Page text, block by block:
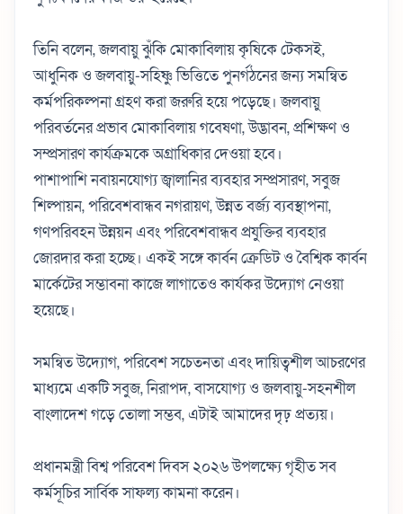
তিনি বলেন, জলবায়ু ঝুঁকি মোকাবিলায় কৃষিকে টেকসই,
আধুনিক ও জলবায়ু-সহিষ্ণু ভিত্তিতে পুনর্গঠনের জন্য সমন্বিত
কর্মপরিকল্পনা গ্রহণ করা জরুরি হয়ে পড়েছে। জলবায়ু
পরিবর্তনের প্রভাব মোকাবিলায় গবেষণা, উদ্ভাবন, প্রশিক্ষণ ও
সম্প্রসারণ কার্যক্রমকে অগ্রাধিকার দেওয়া হবে।
পাশাপাশি নবায়নযোগ্য জ্বালানির ব্যবহার সম্প্রসারণ, সবুজ
শিল্পায়ন, পরিবেশবান্ধব নগরায়ণ, উন্নত বর্জ্য ব্যবস্থাপনা,
গণপরিবহন উন্নয়ন এবং পরিবেশবান্ধব প্রযুক্তির ব্যবহার
জোরদার করা হচ্ছে। একই সঙ্গে কার্বন ক্রেডিট ও বৈশ্বিক কার্বন
মার্কেটের সম্ভাবনা কাজে লাগাতেও কার্যকর উদ্যোগ নেওয়া
হয়েছে।
সমন্বিত উদ্যোগ, পরিবেশ সচেতনতা এবং দায়িত্বশীল আচরণের
মাধ্যমে একটি সবুজ, নিরাপদ, বাসযোগ্য ও জলবায়ু-সহনশীল
বাংলাদেশ গড়ে তোলা সম্ভব, এটাই আমাদের দৃঢ় প্রত্যয়।
প্রধানমন্ত্রী বিশ্ব পরিবেশ দিবস ২০২৬ উপলক্ষ্যে গৃহীত সব
কর্মসূচির সার্বিক সাফল্য কামনা করেন।